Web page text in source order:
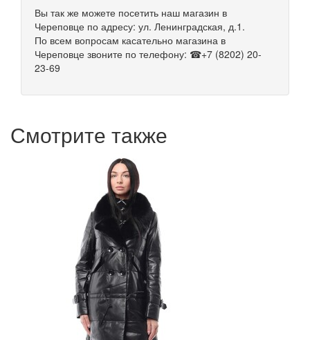
Вы так же можете посетить наш магазин в
Череповце по адресу: ул. Ленинградская, д.1.
По всем вопросам касательно магазина в
Череповце звоните по телефону: ☎+7 (8202) 20-
23-69
Смотрите также